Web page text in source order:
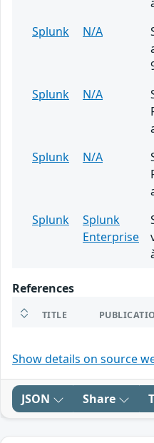
Splunk
N/A
Splunk
N/A
Splunk
N/A
Splunk
Splunk
Enterprise
References
TITLE
Show details on source
JSON Share